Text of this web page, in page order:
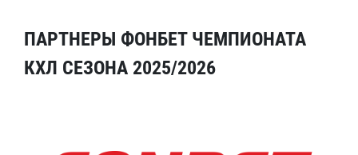
ПАРТНЕРЫ ФОНБЕТ ЧЕМПИОНАТА
КХЛ СЕЗОНА 2025/2026